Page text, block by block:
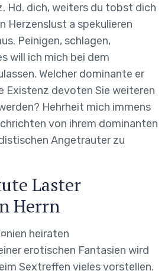
Hd. dich, weiters du tobst dich
Herzenslust a spekulieren
Peinigen, schlagen,
will ich mich bei dem
Welcher dominante er
Existenz devoten Sie weiteren
Hehrheit mich immens
von ihrem dominanten
Angetrauter zu
Laster
Herrn
erotischen Fantasien wird
Sextreffen vieles vorstellen.